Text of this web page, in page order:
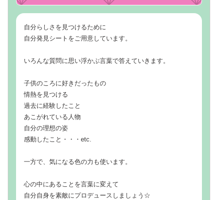
自分らしさを見つけるために
自分発見シートをご用意しています。
いろんな質問に思い浮かぶ言葉で答えていきます。
子供のころに好きだったもの
情熱を見つける
過去に経験したこと
あこがれている人物
自分の理想の姿
感動したこと・・・etc.
一方で、気になる色の力も使います。
心の中にあることを言葉に変えて
自分自身を素敵にプロデュースしましょう☆